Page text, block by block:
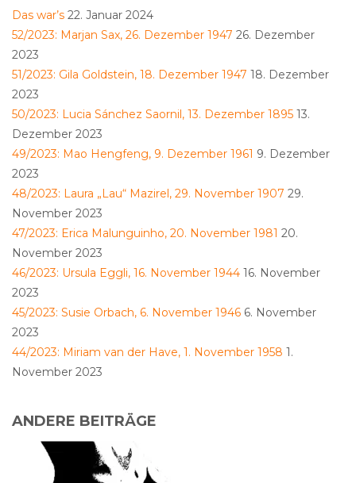
Das war’s 22. Januar 2024
52/2023: Marjan Sax, 26. Dezember 1947 26. Dezember
2023
51/2023: Gila Goldstein, 18. Dezember 1947 18. Dezember
2023
50/2023: Lucia Sánchez Saornil, 13. Dezember 1895 13.
Dezember 2023
49/2023: Mao Hengfeng, 9. Dezember 1961 9. Dezember
2023
48/2023: Laura „Lau“ Mazirel, 29. November 1907 29.
November 2023
47/2023: Erica Malunguinho, 20. November 1981 20.
November 2023
46/2023: Ursula Eggli, 16. November 1944 16. November
2023
45/2023: Susie Orbach, 6. November 1946 6. November
2023
44/2023: Miriam van der Have, 1. November 1958 1.
November 2023
ANDERE BEITRÄGE